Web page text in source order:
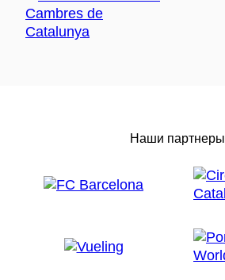
Наши партнеры